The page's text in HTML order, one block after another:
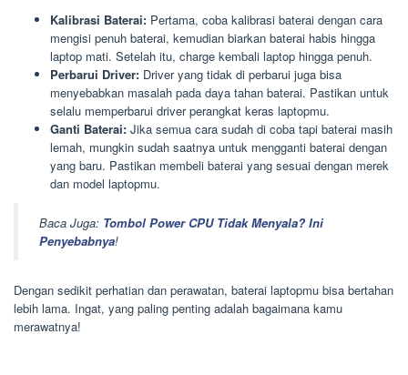
Kalibrasi Baterai: Pertama, coba kalibrasi baterai dengan cara
mengisi penuh baterai, kemudian biarkan baterai habis hingga
laptop mati. Setelah itu, charge kembali laptop hingga penuh.
Perbarui Driver: Driver yang tidak di perbarui juga bisa
menyebabkan masalah pada daya tahan baterai. Pastikan untuk
selalu memperbarui driver perangkat keras laptopmu.
Ganti Baterai: Jika semua cara sudah di coba tapi baterai masih
lemah, mungkin sudah saatnya untuk mengganti baterai dengan
yang baru. Pastikan membeli baterai yang sesuai dengan merek
dan model laptopmu.
Baca Juga: Tombol Power CPU Tidak Menyala? Ini
Penyebabnya!
Dengan sedikit perhatian dan perawatan, baterai laptopmu bisa bertahan
lebih lama. Ingat, yang paling penting adalah bagaimana kamu
merawatnya!